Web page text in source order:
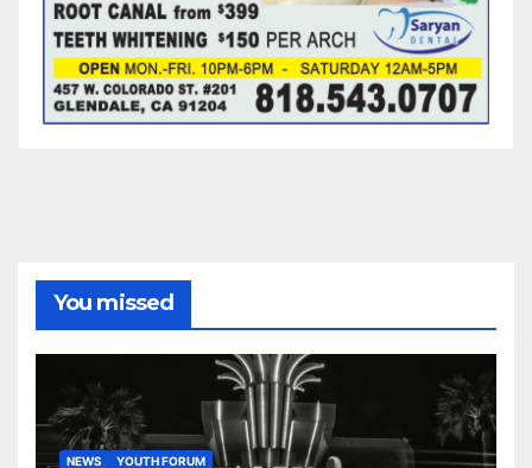
You missed
NEWS YOUTH FORUM